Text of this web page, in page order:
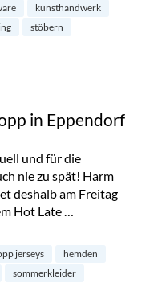
kunsthandwerk
stöbern
in Eppendorf
und für die
nie zu spät! Harm
deshalb am Freitag
Hot Late …
jerseys
hemden
sommerkleider